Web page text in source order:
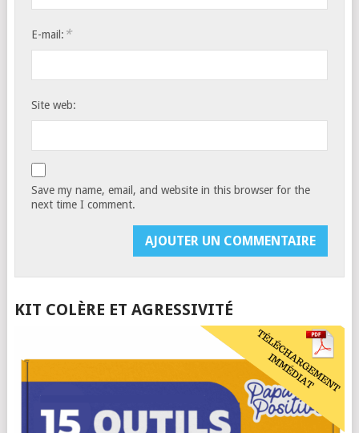
E-mail: *
Site web:
Save my name, email, and website in this browser for the
next time I comment.
KIT COLÈRE ET AGRESSIVITÉ